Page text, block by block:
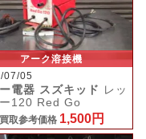
アーク溶接機
07/05
電器 スズキッド レッ
ー120 Red Go
買取参考価格 1,500円